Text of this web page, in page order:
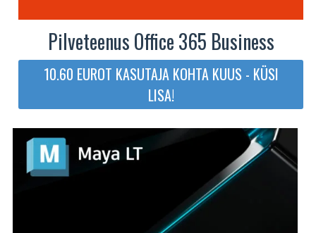
Pilveteenus Office 365 Business
10.60 EUROT KASUTAJA KOHTA KUUS - KÜSI
LISA!